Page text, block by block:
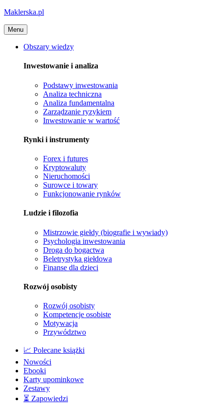
Maklerska.pl
Menu
Obszary wiedzy
Inwestowanie i analiza
Podstawy inwestowania
Analiza techniczna
Analiza fundamentalna
Zarządzanie ryzykiem
Inwestowanie w wartość
Rynki i instrumenty
Forex i futures
Kryptowaluty
Nieruchomości
Surowce i towary
Funkcjonowanie rynków
Ludzie i filozofia
Mistrzowie giełdy (biografie i wywiady)
Psychologia inwestowania
Droga do bogactwa
Beletrystyka giełdowa
Finanse dla dzieci
Rozwój osobisty
Rozwój osobisty
Kompetencje osobiste
Motywacja
Przywództwo
📈 Polecane książki
Nowości
Ebooki
Karty upominkowe
Zestawy
⏳ Zapowiedzi